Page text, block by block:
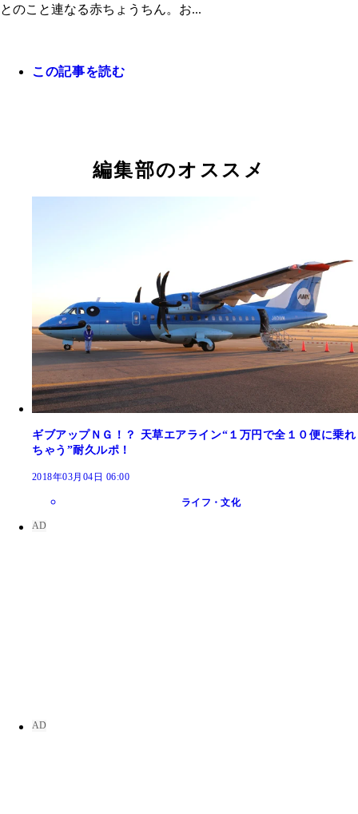
とのこと連なる赤ちょうちん。お...
この記事を読む
編集部のオススメ
ギブアップＮＧ！？ 天草エアライン“１万円で全１０便に乗れ
ちゃう”耐久ルポ！
2018年03月04日 06:00
ライフ・文化